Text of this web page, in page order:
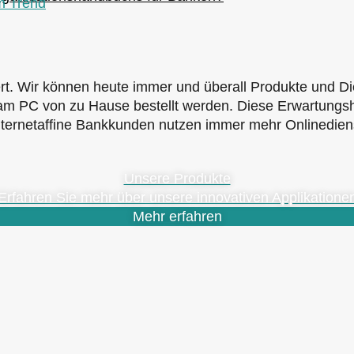
Trend
Wir können heute immer und überall Produkte und
PC von zu Hause bestellt werden. Diese
Bankkunden nutzen immer mehr
Unsere Produkte
Erfahren Sie mehr über unsere innovativen
Mehr erfahren